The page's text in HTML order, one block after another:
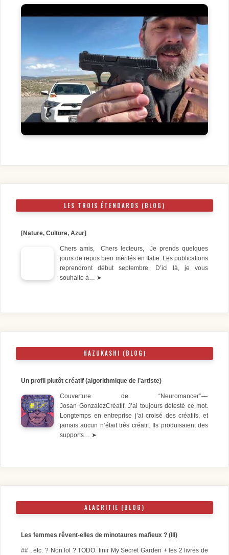
LES TROIS ÉTENDARDS (BLOG)
[Nature, Culture, Azur]
Chers amis, Chers lecteurs, Je prends quelques
jours de repos bien mérités en Italie. Les publications
reprendront début septembre. D’ici là, je vous
souhaite à… ➤
HAZUKASHI (BLOG)
Un profil plutôt créatif (algorithmique de l’artiste)
Couverture de “Neuromancer” —
Josan GonzalezCréatif. J’ai toujours détesté ce mot.
Longtemps en entreprise j’ai croisé des créatifs, et
jamais aucun n’était très créatif. Ils produisaient des
supports… ➤
ALACRITIE (BLOG)
Les femmes rêvent-elles de minotaures mafieux ? (III)
## , etc. ? Non lol ? TODO: finir My Secret Garden + les 2 livres de